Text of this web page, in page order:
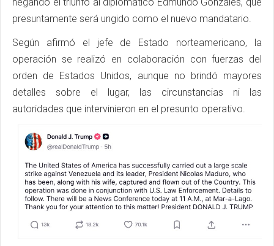
presuntamente será ungido como el nuevo mandatario.
Según afirmó el jefe de Estado norteamericano, la
operación se realizó en colaboración con fuerzas del
orden de Estados Unidos, aunque no brindó mayores
detalles sobre el lugar, las circunstancias ni las
autoridades que intervinieron en el presunto operativo.